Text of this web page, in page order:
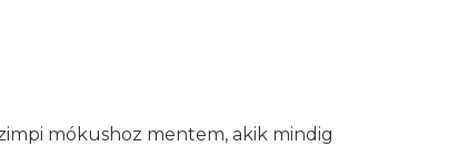
mókushoz mentem, akik mindig